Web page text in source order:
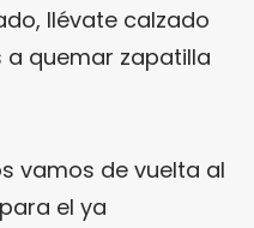
llévate calzado
quemar zapatilla
vamos de vuelta al
para el ya